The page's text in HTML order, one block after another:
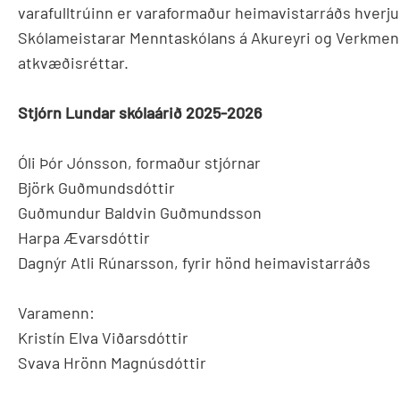
varafulltrúinn er varaformaður heimavistarráðs
Skólameistarar Menntaskólans á Akureyri og
atkvæðisréttar.
Stjórn Lundar skólaárið 2025-2026
Óli Þór Jónsson, formaður stjórnar
Björk Guðmundsdóttir
Guðmundur Baldvin Guðmundsson
Harpa Ævarsdóttir
Dagnýr Atli Rúnarsson, fyrir hönd heimavistarráðs
Varamenn:
Kristín Elva Viðarsdóttir
Svava Hrönn Magnúsdóttir